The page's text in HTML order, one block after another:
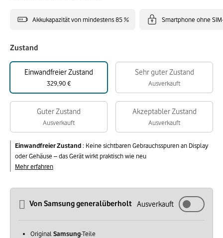
Akkukapazität von mindestens 85 % Smartphone ohne
Zustand
Einwandfreier Zustand
329,90 €
Sehr guter Zustand
Ausverkauft
Guter Zustand
Ausverkauft
Akzeptabler Zustand
Ausverkauft
Einwandfreier Zustand: Keine sichtbaren Gebrauchsspuren an Display
oder Gehäuse – das Gerät wirkt praktisch wie neu
Mehr erfahren
Von Samsung generalüberholt Ausverkauft
Original Samsung-Teile